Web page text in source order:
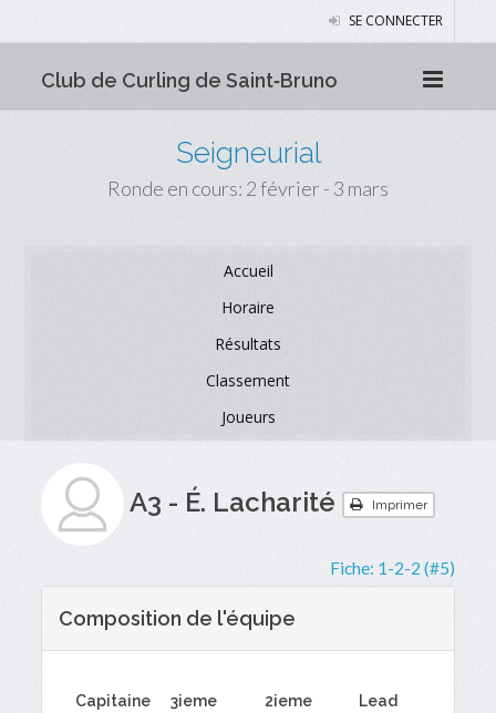
SE CONNECTER
Club de Curling de Saint‑Bruno
Seigneurial
Ronde en cours: 2 février - 3 mars
Accueil
Horaire
Résultats
Classement
Joueurs
A3 - É. Lacharité Imprimer
Fiche: 1-2-2 (#5)
Composition de l'équipe
Capitaine 3ieme 2ieme Lead